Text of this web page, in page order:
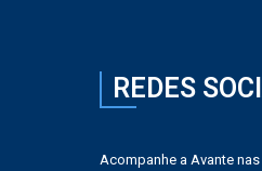
REDES
Acompanhe a Avante